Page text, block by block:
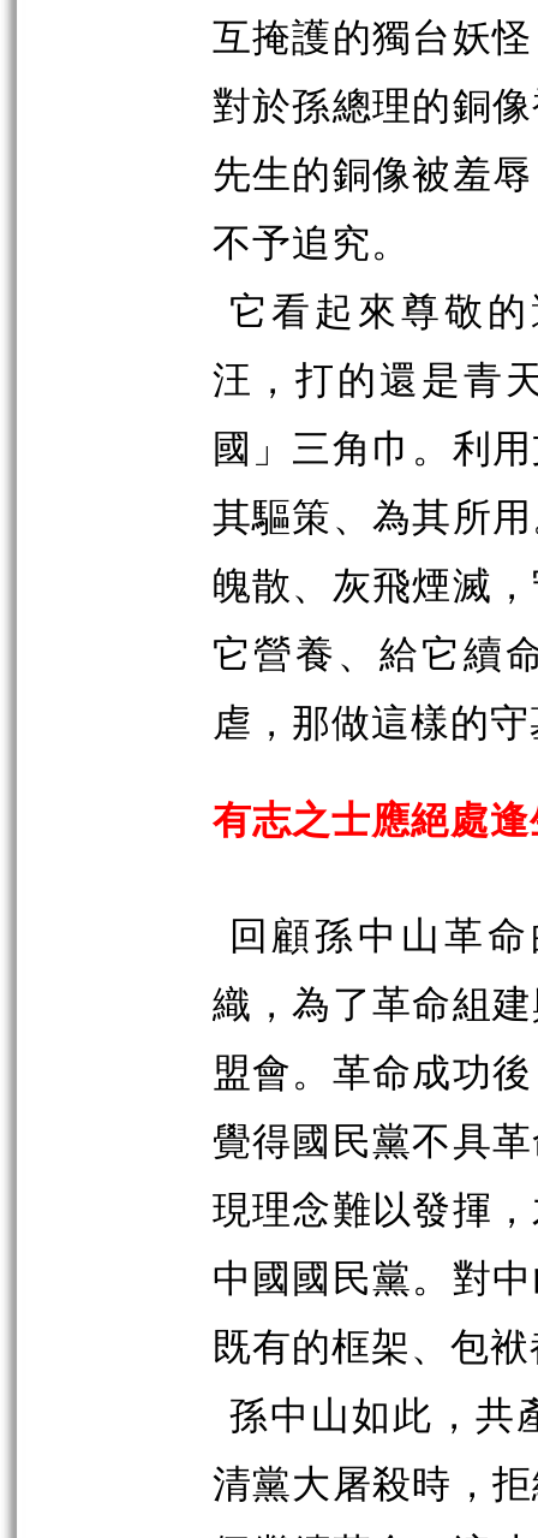
互掩護的獨台妖
對於孫總理的銅
先生的銅像被羞
不予追究。
它看起來尊敬
汪，打的還是青
國」三角巾。利
其驅策、為其所
魄散、灰飛煙滅
它營養、給它續
虐，那做這樣的
有志之士應絕處
回顧孫中山革
織，為了革命組
盟會。革命成功
覺得國民黨不具
現理念難以發揮
中國國民黨。對
既有的框架、包
孫中山如此，共
清黨大屠殺時，